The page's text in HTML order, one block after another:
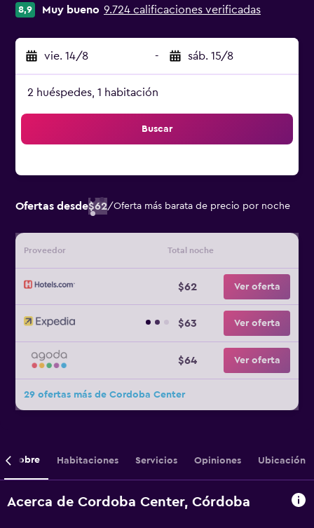
8,9 Muy bueno 9.724 calificaciones verificadas
vie. 14/8 - sáb. 15/8
2 huéspedes, 1 habitación
Buscar
Ofertas desde$62/Oferta más barata de precio por noche
Proveedor Total noche
$62 Ver oferta
$63 Ver oferta
$64 Ver oferta
29 ofertas más de Cordoba Center
Sobre Habitaciones Servicios Opiniones Ubicación
Acerca de Cordoba Center, Córdoba